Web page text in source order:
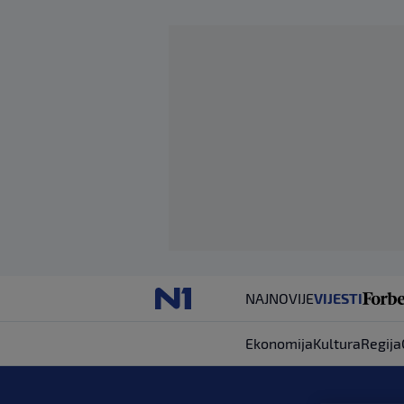
NAJNOVIJEVIJESTI
EkonomijaKulturaRegija